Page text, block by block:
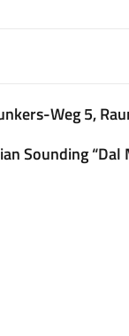
Weg 5,
Sounding“Dal